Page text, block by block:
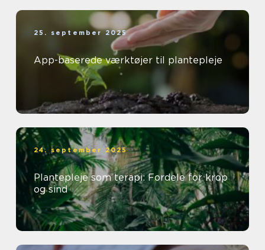
25. september 2025
App-baserede værktøjer til plantepleje
24. september 2025
Plantepleje som terapi: Fordele for krop
og sind